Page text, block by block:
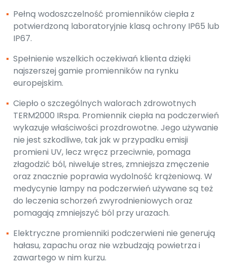
▪ Pełną wodoszczelność promienników ciepła z
potwierdzoną laboratoryjnie klasą ochrony IP65 lub
IP67.
▪ Spełnienie wszelkich oczekiwań klienta dzięki
najszerszej gamie promienników na rynku
europejskim.
▪ Ciepło o szczególnych walorach zdrowotnych
TERM2000 IRspa. Promiennik ciepła na podczerwień
wykazuje właściwości prozdrowotne. Jego używanie
nie jest szkodliwe, tak jak w przypadku emisji
promieni UV, lecz wręcz przeciwnie, pomaga
złagodzić ból, niweluje stres, zmniejsza zmęczenie
oraz znacznie poprawia wydolność krążeniową. W
medycynie lampy na podczerwień używane są też
do leczenia schorzeń zwyrodnieniowych oraz
pomagają zmniejszyć ból przy urazach.
▪ Elektryczne promienniki podczerwieni nie generują
hałasu, zapachu oraz nie wzbudzają powietrza i
zawartego w nim kurzu.